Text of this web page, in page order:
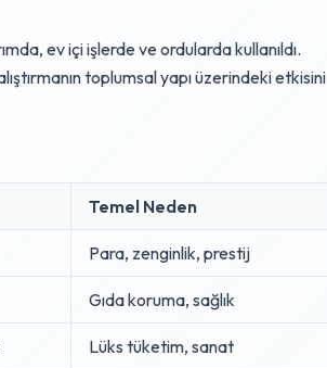
ev içi işlerde ve ordularda kullanıldı.
toplumsal yapı üzerindeki etkisini
Temel Neden
Para, zenginlik, prestij
Gıda koruma, sağlık
Lüks tüketim, sanat